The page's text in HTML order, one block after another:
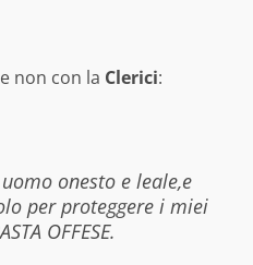
non con la Clerici:
onesto e leale,e
per proteggere i miei
OFFESE.